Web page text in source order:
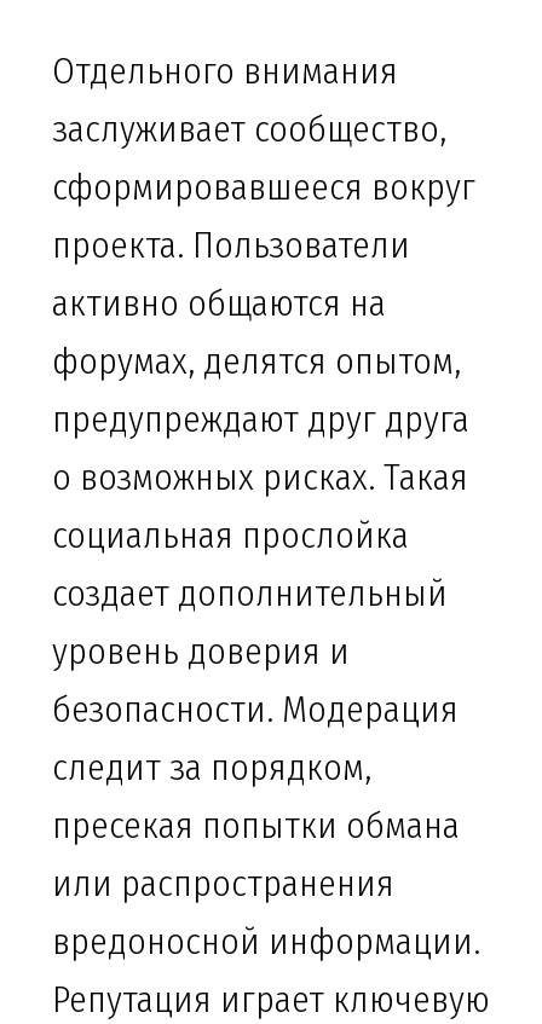
Отдельного внимания
заслуживает сообщество,
сформировавшееся вокруг
проекта. Пользователи
активно общаются на
форумах, делятся опытом,
предупреждают друг друга
о возможных рисках. Такая
социальная прослойка
создает дополнительный
уровень доверия и
безопасности. Модерация
следит за порядком,
пресекая попытки обмана
или распространения
вредоносной информации.
Репутация играет ключевую